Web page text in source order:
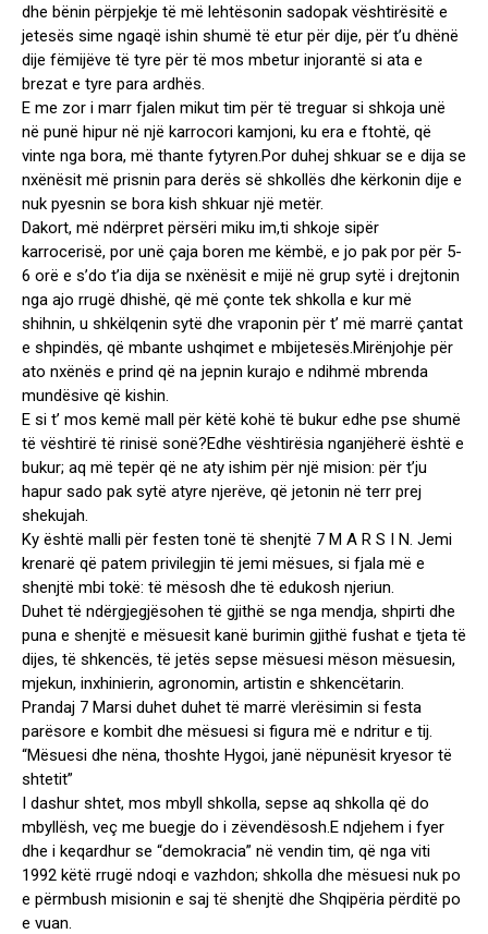
dhe bënin përpjekje të më lehtësonin sadopak vështirësitë e
jetesës sime ngaqë ishin shumë të etur për dije, për t’u dhënë
dije fëmijëve të tyre për të mos mbetur injorantë si ata e
brezat e tyre para ardhës.
E me zor i marr fjalen mikut tim për të treguar si shkoja unë
në punë hipur në një karrocori kamjoni, ku era e ftohtë, që
vinte nga bora, më thante fytyren.Por duhej shkuar se e dija se
nxënësit më prisnin para derës së shkollës dhe kërkonin dije e
nuk pyesnin se bora kish shkuar një metër.
Dakort, më ndërpret përsëri miku im,ti shkoje sipër
karrocerisë, por unë çaja boren me këmbë, e jo pak por për 5-
6 orë e s’do t’ia dija se nxënësit e mijë në grup sytë i drejtonin
nga ajo rrugë dhishë, që më çonte tek shkolla e kur më
shihnin, u shkëlqenin sytë dhe vraponin për t’ më marrë çantat
e shpindës, që mbante ushqimet e mbijetesës.Mirënjohje për
ato nxënës e prind që na jepnin kurajo e ndihmë mbrenda
mundësive që kishin.
E si t’ mos kemë mall për këtë kohë të bukur edhe pse shumë
të vështirë të rinisë sonë?Edhe vështirësia nganjëherë është e
bukur; aq më tepër që ne aty ishim për një mision: për t’ju
hapur sado pak sytë atyre njerëve, që jetonin në terr prej
shekujah.
Ky është malli për festen tonë të shenjtë 7 M A R S I N. Jemi
krenarë që patem privilegjin të jemi mësues, si fjala më e
shenjtë mbi tokë: të mësosh dhe të edukosh njeriun.
Duhet të ndërgjegjësohen të gjithë se nga mendja, shpirti dhe
puna e shenjtë e mësuesit kanë burimin gjithë fushat e tjeta të
dijes, të shkencës, të jetës sepse mësuesi mëson mësuesin,
mjekun, inxhinierin, agronomin, artistin e shkencëtarin.
Prandaj 7 Marsi duhet duhet të marrë vlerësimin si festa
parësore e kombit dhe mësuesi si figura më e ndritur e tij.
“Mësuesi dhe nëna, thoshte Hygoi, janë nëpunësit kryesor të
shtetit”
I dashur shtet, mos mbyll shkolla, sepse aq shkolla që do
mbyllësh, veç me buegje do i zëvendësosh.E ndjehem i fyer
dhe i keqardhur se “demokracia” në vendin tim, që nga viti
1992 këtë rrugë ndoqi e vazhdon; shkolla dhe mësuesi nuk po
e përmbush misionin e saj të shenjtë dhe Shqipëria përditë po
e vuan.